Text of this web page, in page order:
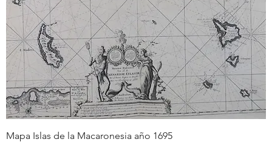
Mapa Islas de la Macaronesia año 1695